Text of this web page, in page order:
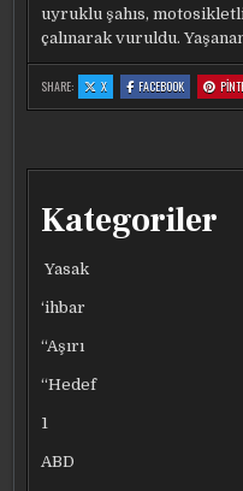
uyruklu şahıs,
çalınarak vuruldu.
SHARE: X:
FATIH’TE
10
VURULDU
FACEBOOK:
FATIH’TE
10
VURULDU
Kategoriler
Yasak
‘ihbar
“Aşırı
“Hedef
1
ABD